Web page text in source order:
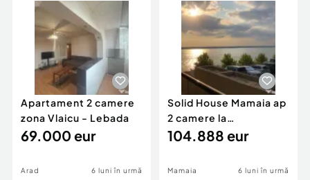
Apartament 2 camere
zona Vlaicu - Lebada
69.000 eur
Arad 6 luni în urmă
Solid House Mamaia ap
2 camere la
cheie,langa Mega
104.888 eur
Mamaia 6 luni în urmă